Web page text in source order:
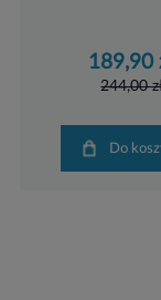
189,90
244,00
Do